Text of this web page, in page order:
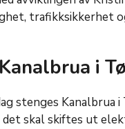
trafikksikkerhet
i
stenges Kanalbrua i
det skal skiftes ut